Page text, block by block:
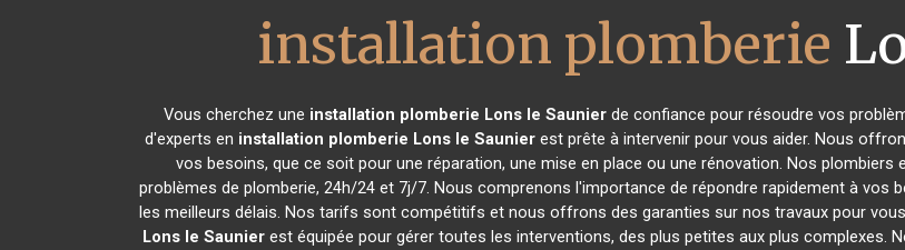
installation plomberie
Vous cherchez une installation plomberie Lons le Saunierde confiance pour résoudre vos
d'experts en installation plomberie Lons le Saunierest prête à intervenir pour vous aider. Nous
vos besoins, que ce soit pour une réparation, une mise en place ou une rénovation. Nos
problèmes de plomberie, 24h/24 et 7j/7. Nous comprenons l'importance de répondre rapidement à vos
les meilleurs délais. Nos tarifs sont compétitifs et nous offrons des garanties sur nos travaux pour
Lons le Saunierest équipée pour gérer toutes les interventions, des plus petites aux plus complexes.